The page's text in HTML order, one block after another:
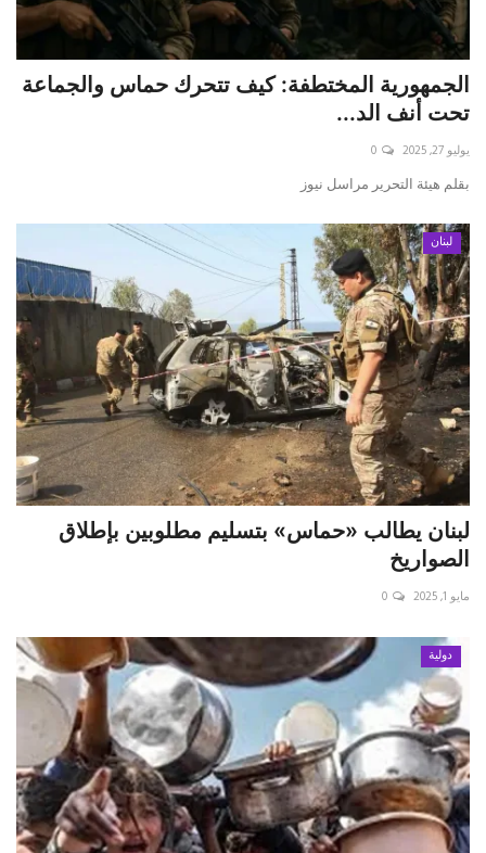
الجمهورية المختطفة: كيف تتحرك حماس والجماعة
تحت أنف الد...
يوليو 27, 2025 0
بقلم هيئة التحرير مراسل نيوز
لبنان
لبنان يطالب «حماس» بتسليم مطلوبين بإطلاق
الصواريخ
مايو 1, 2025 0
دولية